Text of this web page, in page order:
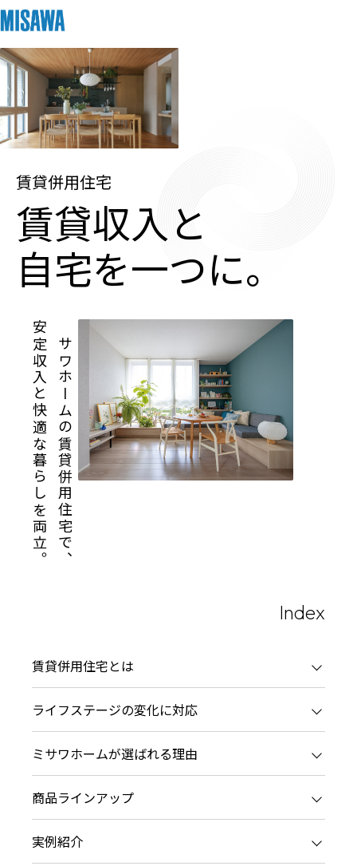
住まい
建てる [注文住宅]
デザイン
テクノロジー（住まいの性能）
建築事例・建築実例
デザイナーズギャラリー
インテリア
住まいづくりガイド
分譲住宅（建売・土地）検索
中古住宅検索
スムストック検索
住まいの売却
多彩な動画やこだわりが詰まった建築実例、注目の最新情報など
ホームラウンジ 新築・戸建て
土地活用
個人のお客さま
賃貸住宅
賃貸併用住宅
土地活用モデルルーム見学
土地活用実例
法人のお客さま
企業不動産活用（CRE）戦略
社宅建築
医療・介護・子育て・障がい福祉施設
これから土地活用・賃
ホームラウンジ 土地活用・賃貸経営
リフォーム
戸建て・マンション
ミサワリフォームとは
リフォームメニュー
リフォーム事例
事業用
事業用リノベーション
ホテル・旅館リフォーム
ホームラウンジ リフォーム
まちづくり
複合開発・投資開発
複合開発事業（ASMACI-アスマチ-）
再開発・官民連携事業
分譲マンション開発事業
収益不動産・投資開発事業
建築再生事業
事業用売買
すべてのフィールドに新しい価値をデザインし、持続可能な未来
オーナーサポート
サポートメニュー
住まいるりんぐ（ロングサポート）
保証制度
アフターメンテナンス
ミサワリフォーム
ご相談窓口
ミサワホームオーナーさま・リフォーム工事ご契約者さまとミサ
心なコンテンツや、ミサワホームからの大切なお知らせなど配信し
ミサワオーナーズクラブ
企業・
企業・IR
ニュース
MISAWAについて
ミサワホームグループ
IR情報
採用情報
新卒者採用
中途採用
障がい者採用
ウエルネス事業
展示 イベント情報
カタログ請求
住まいのご相談
賃貸併用住宅
賃貸収入と
自宅を一つに。
ミサワホームの賃貸併用住宅で、
安定収入と快適な暮らしを両立。
Index
賃貸併用住宅とは
ライフステージの変化に対応
ミサワホームが選ばれる理由
商品ラインアップ
実例紹介